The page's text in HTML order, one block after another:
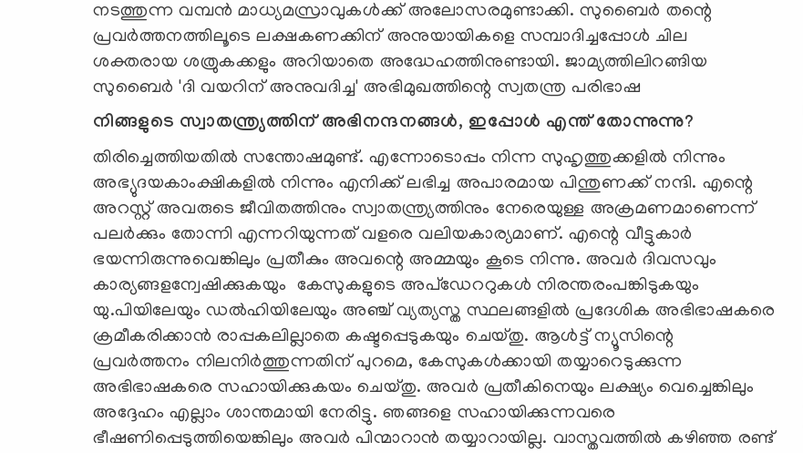
നടത്തുന്ന വമ്പന്‍ മാധ്യമസ്രാവുകള്‍ക്ക് അലോസരമുണ്ടാക്കി. സുബൈര്‍ തന്റെ
പ്രവര്‍ത്തനത്തിലൂടെ ലക്ഷകണക്കിന് അനുയായികളെ സമ്പാദിച്ചപ്പോള്‍ ചില
ശക്തരായ ശത്രുകക്കളും അറിയാതെ അദ്ധേഹത്തിനുണ്ടായി. ജാമ്യത്തിലിറങ്ങിയ
സുബൈര്‍ 'ദി വയറിന് അനുവദിച്ച' അഭിമുഖത്തിന്റെ സ്വതന്ത്ര പരിഭാഷ
നിങ്ങളുടെ സ്വാതന്ത്ര്യത്തിന് അഭിനന്ദനങ്ങള്‍, ഇപ്പോള്‍ എന്ത് തോന്നുന്നു?
തിരിച്ചെത്തിയതില്‍ സന്തോഷമുണ്ട്. എന്നോടൊപ്പം നിന്ന സുഹൃത്തുക്കളില്‍ നിന്നും
അഭ്യുദയകാംക്ഷികളില്‍ നിന്നും എനിക്ക് ലഭിച്ച അപാരമായ പിന്തുണക്ക് നന്ദി. എന്റെ
അറസ്റ്റ് അവരുടെ ജീവിതത്തിനും സ്വാതന്ത്ര്യത്തിനും നേരെയുള്ള അക്രമണമാണെന്ന്
പലര്‍ക്കും തോന്നി എന്നറിയുന്നത് വളരെ വലിയകാര്യമാണ്. എന്റെ വീട്ടുകാര്‍
ഭയന്നിരുന്നുവെങ്കിലും പ്രതീകും അവന്റെ അമ്മയും കൂടെ നിന്നു. അവര്‍ ദിവസവും
കാര്യങ്ങളന്വേഷിക്കുകയും കേസുകളുടെ അപ്‌ഡേററുകള്‍ നിരന്തരംപങ്കിടുകയും
യു.പിയിലേയും ഡല്‍ഹിയിലേയും അഞ്ച് വ്യത്യസ്ത സ്ഥലങ്ങളില്‍ പ്രദേശിക അഭിഭാഷകരെ
ക്രമീകരിക്കാന്‍ രാപ്പകലില്ലാതെ കഷ്ടപ്പെടുകയും ചെയ്തു. ആള്‍ട്ട് ന്യൂസിന്റെ
പ്രവര്‍ത്തനം നിലനിര്‍ത്തുന്നതിന് പുറമെ, കേസുകള്‍ക്കായി തയ്യാറെടുക്കുന്ന
അഭിഭാഷകരെ സഹായിക്കുകയം ചെയ്തു. അവര്‍ പ്രതീകിനെയും ലക്ഷ്യം വെച്ചെങ്കിലും
അദ്ദേഹം എല്ലാം ശാന്തമായി നേരിട്ടു. ഞങ്ങളെ സഹായിക്കുന്നവരെ
ഭീഷണിപ്പെടുത്തിയെങ്കിലും അവര്‍ പിന്മാറാന്‍ തയ്യാറായില്ല. വാസ്തവത്തില്‍ കഴിഞ്ഞ രണ്ട്